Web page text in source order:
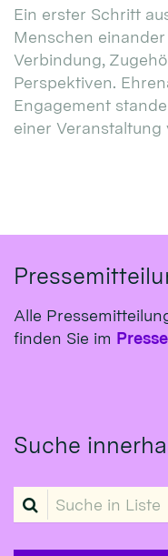
Ein erster Schritt
Menschen
Verbindung,
Perspektiven.
Engagement
einer Veranstaltung
Alle
finden Sie im
Suche
Suche in Liste